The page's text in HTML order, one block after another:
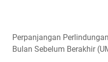
Perpanjangan
Bulan Sebelum Berakhir